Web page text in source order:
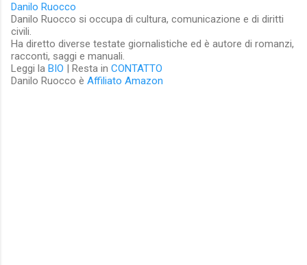
Danilo Ruocco
Danilo Ruocco si occupa di cultura, comunicazione e di diritti
civili.
Ha diretto diverse testate giornalistiche ed è autore di romanzi,
racconti, saggi e manuali.
Leggi la BIO | Resta in CONTATTO
Danilo Ruocco è Affiliato Amazon